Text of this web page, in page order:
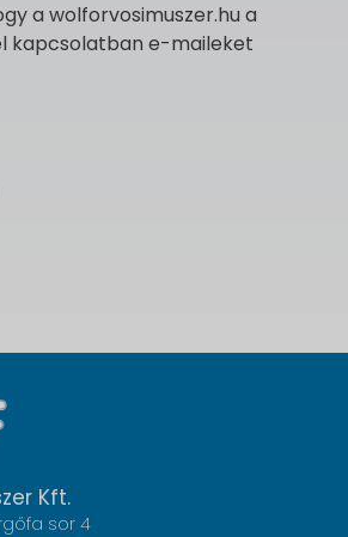
a wolforvosimuszer.hu a
kapcsolatban e-maileket
Kft.
sor 4